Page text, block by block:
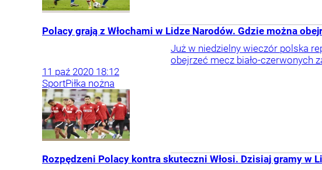
Polacy grają z Włochami w Lidze Narodów. Gdzie można
Już w niedzielny wieczór polska
obejrzeć mecz biało-czerwonych
11 paź 2020 18:12
SportPiłka nożna
Rozpędzeni Polacy kontra skuteczni Włosi. Dzisiaj gramy w